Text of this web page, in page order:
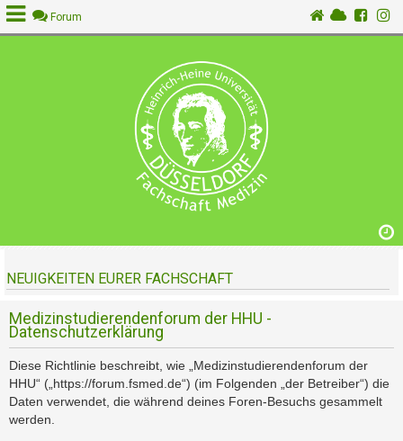
R
g
i
s
t
r
i
e
Forum
NEUIGKEITEN EURER FACHSCHAFT
Medizinstudierendenforum der HHU -
Datenschutzerklärung
Diese Richtlinie beschreibt, wie „Medizinstudierendenforum der
HHU“ („https://forum.fsmed.de“) (im Folgenden „der Betreiber“) die
Daten verwendet, die während deines Foren-Besuchs gesammelt
werden.